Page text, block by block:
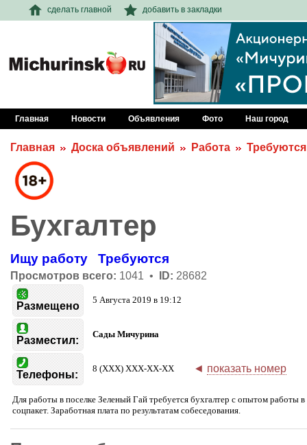
сделать главной добавить в закладки
Главная Новости Объявления Фото Наш город
Главная Доска объявлений Работа Требуются
Бухгалтер
Ищу работу Требуются
Просмотров всего: 1041 • ID: 28682
Размещено
5 Августа 2019 в 19:12
Разместил:
Сады Мичурина
Телефоны:
8 (XXX) XXX-XX-XX ◄ показать номер
Для работы в поселке Зеленый Гай требуется бухгалтер с опытом работы
соцпакет. Заработная плата по результатам собеседования.